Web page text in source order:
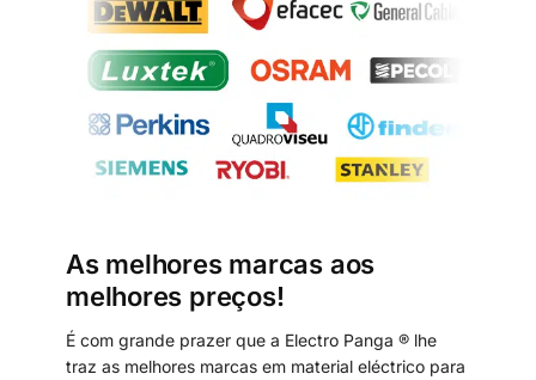
As melhores marcas aos
melhores preços!
É com grande prazer que a Electro Panga ® lhe
traz as melhores marcas em material eléctrico para